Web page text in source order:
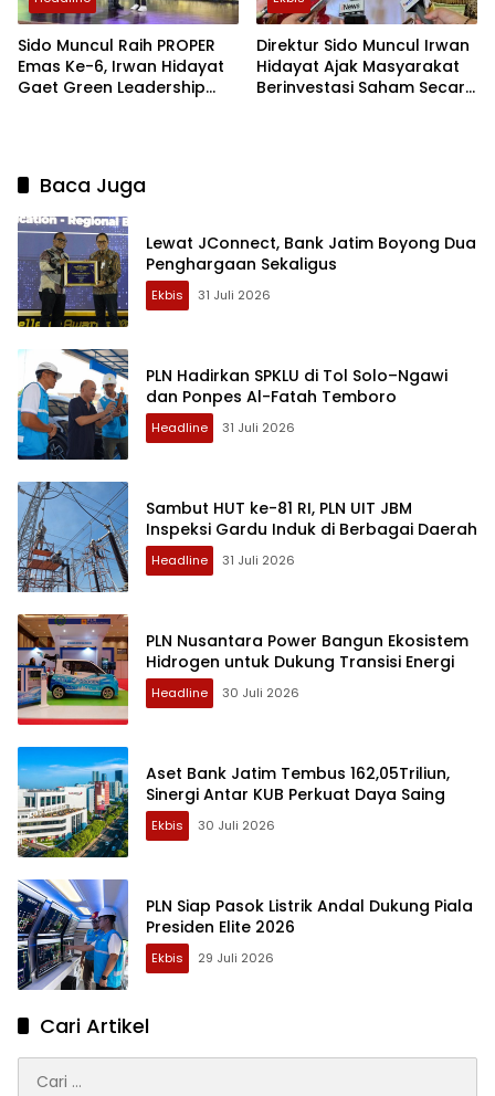
Sido Muncul Raih PROPER
Emas Ke-6, Irwan Hidayat
Gaet Green Leadership
Direktur Sido Muncul Irwan
Hidayat Ajak Masyarakat
Berinvestasi Saham Secara
Baca Juga
Lewat JConnect, Bank Jatim Boyong Dua
Penghargaan Sekaligus
Ekbis 31 Juli 2026
PLN Hadirkan SPKLU di Tol Solo–Ngawi
dan Ponpes Al-Fatah Temboro
Headline 31 Juli 2026
Sambut HUT ke-81 RI, PLN UIT JBM
Inspeksi Gardu Induk di Berbagai Daerah
Headline 31 Juli 2026
PLN Nusantara Power Bangun Ekosistem
Hidrogen untuk Dukung Transisi Energi
Headline 30 Juli 2026
Aset Bank Jatim Tembus 162,05Triliun,
Sinergi Antar KUB Perkuat Daya Saing
Ekbis 30 Juli 2026
PLN Siap Pasok Listrik Andal Dukung Piala
Presiden Elite 2026
Ekbis 29 Juli 2026
Cari Artikel
untuk: